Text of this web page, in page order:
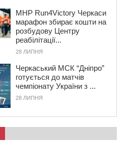
MHP Run4Victory Черкаси
марафон збирає кошти на
розбудову Центру
реабілітації...
28 ЛИПНЯ
Черкаський МСК “Дніпро”
готується до матчів
чемпіонату України з ...
28 ЛИПНЯ